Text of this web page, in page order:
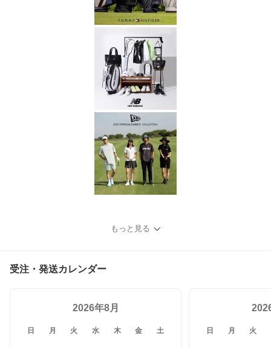
もっと見る
受注・発送カレンダー
2026年8月
日 月 火 水 木 金 土 日 月 火